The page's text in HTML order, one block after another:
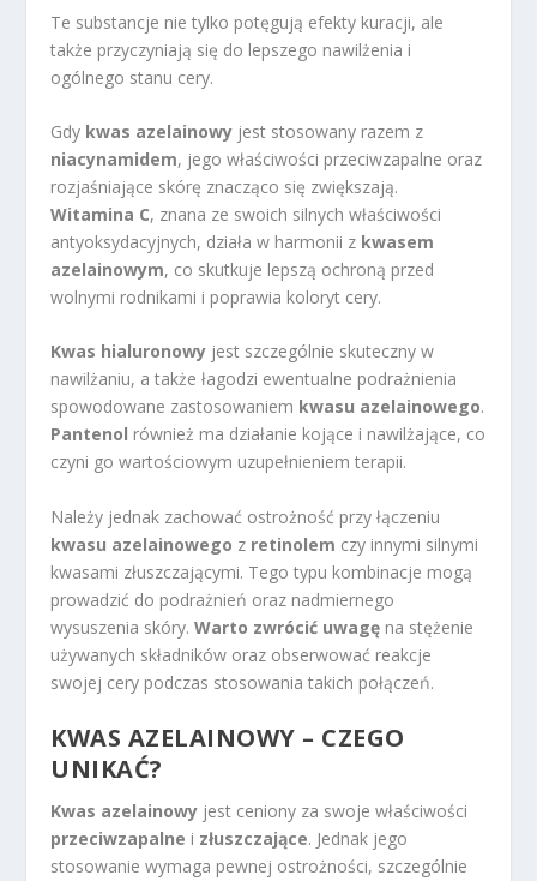
Te substancje nie tylko potęgują efekty kuracji, ale
także przyczyniają się do lepszego nawilżenia i
ogólnego stanu cery.
Gdy kwas azelainowy jest stosowany razem z
niacynamidem, jego właściwości przeciwzapalne oraz
rozjaśniające skórę znacząco się zwiększają.
Witamina C, znana ze swoich silnych właściwości
antyoksydacyjnych, działa w harmonii z kwasem
azelainowym, co skutkuje lepszą ochroną przed
wolnymi rodnikami i poprawia koloryt cery.
Kwas hialuronowy jest szczególnie skuteczny w
nawilżaniu, a także łagodzi ewentualne podrażnienia
spowodowane zastosowaniem kwasu azelainowego.
Pantenol również ma działanie kojące i nawilżające, co
czyni go wartościowym uzupełnieniem terapii.
Należy jednak zachować ostrożność przy łączeniu
kwasu azelainowego z retinolem czy innymi silnymi
kwasami złuszczającymi. Tego typu kombinacje mogą
prowadzić do podrażnień oraz nadmiernego
wysuszenia skóry.Warto zwrócić uwagę na stężenie
używanych składników oraz obserwować reakcje
swojej cery podczas stosowania takich połączeń.
KWAS AZELAINOWY – CZEGO
UNIKAĆ?
Kwas azelainowy jest ceniony za swoje właściwości
przeciwzapalne i złuszczające. Jednak jego
stosowanie wymaga pewnej ostrożności, szczególnie